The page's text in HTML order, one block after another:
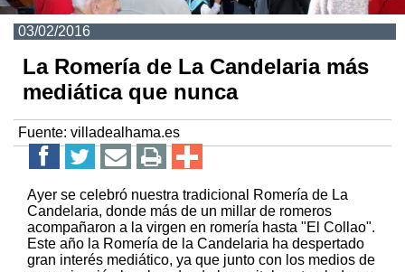
03/02/2016
La Romería de La Candelaria más
mediática que nunca
Fuente: villadealhama.es
Ayer se celebró nuestra tradicional Romería de La
Candelaria, donde más de un millar de romeros
acompañaron a la virgen en romería hasta "El Collao".
Este año la Romería de la Candelaria ha despertado
gran interés mediático, ya que junto con los medios de